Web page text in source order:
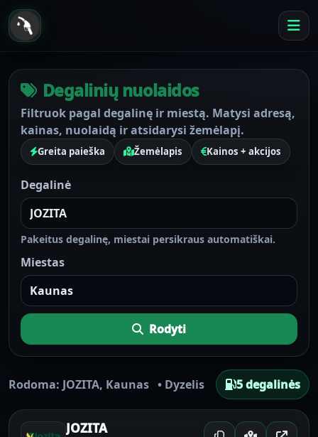
Degalinių nuolaidos
Filtruok pagal degalinę ir miestą. Matysi adresą,
kainas, nuolaidą ir atsidarysi žemėlapį.
Greita paieška Žemėlapis Kainos + akcijos
Degalinė
Pakeitus degalinę, miestai persikraus automatiškai.
Miestas
Rodyti
Rodoma: JOZITA, Kaunas • Dyzelis 5 degalinės
JOZITA